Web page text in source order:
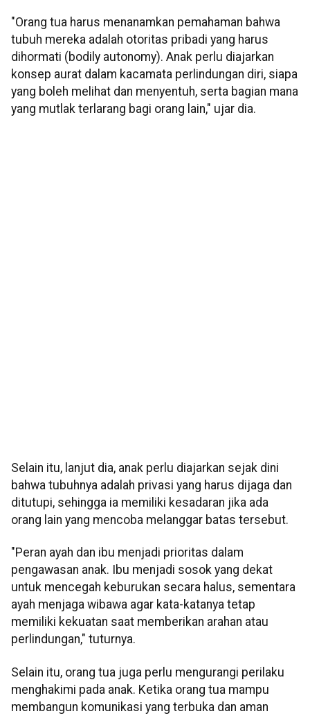
"Orang tua harus menanamkan pemahaman bahwa
tubuh mereka adalah otoritas pribadi yang harus
dihormati (bodily autonomy). Anak perlu diajarkan
konsep aurat dalam kacamata perlindungan diri, siapa
yang boleh melihat dan menyentuh, serta bagian mana
yang mutlak terlarang bagi orang lain," ujar dia.
Selain itu, lanjut dia, anak perlu diajarkan sejak dini
bahwa tubuhnya adalah privasi yang harus dijaga dan
ditutupi, sehingga ia memiliki kesadaran jika ada
orang lain yang mencoba melanggar batas tersebut.
"Peran ayah dan ibu menjadi prioritas dalam
pengawasan anak. Ibu menjadi sosok yang dekat
untuk mencegah keburukan secara halus, sementara
ayah menjaga wibawa agar kata-katanya tetap
memiliki kekuatan saat memberikan arahan atau
perlindungan," tuturnya.
Selain itu, orang tua juga perlu mengurangi perilaku
menghakimi pada anak. Ketika orang tua mampu
membangun komunikasi yang terbuka dan aman